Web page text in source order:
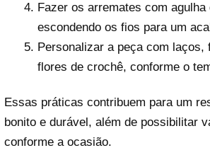
Fazer os arremates com agulha
escondendo os fios para um
Personalizar a peça com laços,
flores de crochê, conforme o
Essas práticas contribuem para um
bonito e durável, além de possibilitar
conforme a ocasião.